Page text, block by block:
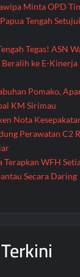
Minta OPD
Tengah
Tegas! ASN
ke E-Kinerja
Pomako,
KM Sirimau
Nota
Perawatan C2
Terapkan WFH
Secara Daring